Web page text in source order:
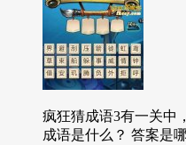
疯狂猜成语3有一关中
成语是什么？ 答案是